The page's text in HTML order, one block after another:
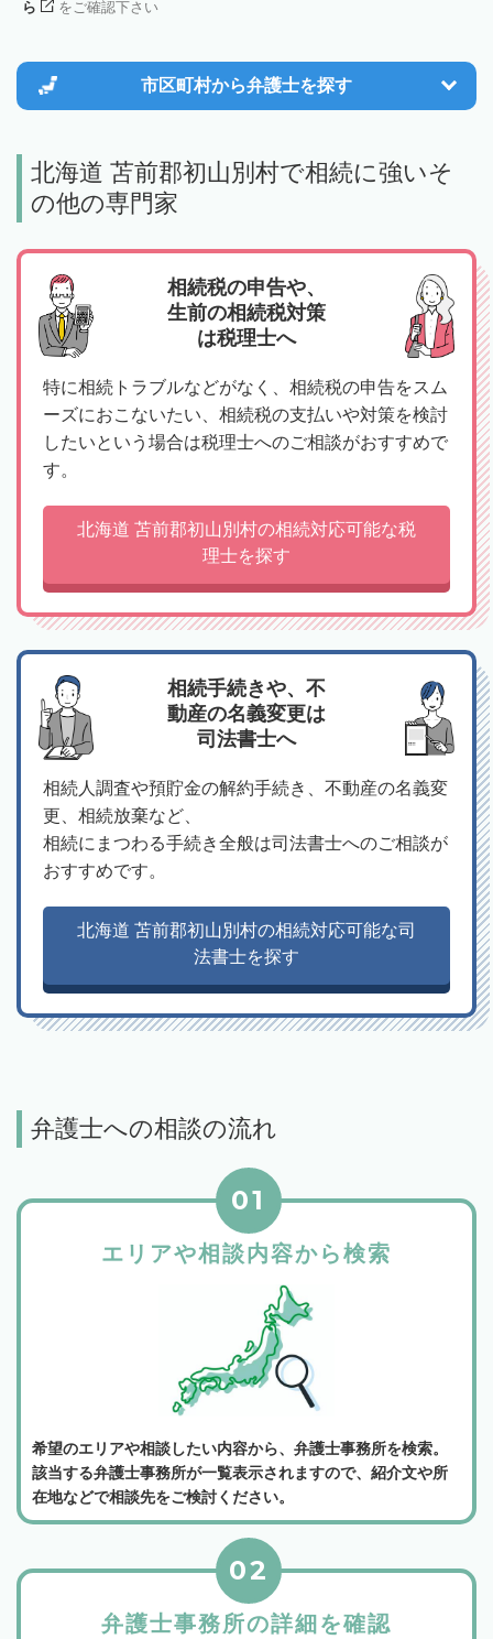
ら をご確認下さい
市区町村から弁護士を探す
北海道 苫前郡初山別村で相続に強いそ
の他の専門家
相続税の申告や、
生前の相続税対策
は税理士へ
特に相続トラブルなどがなく、相続税の申告をスム
ーズにおこないたい、相続税の支払いや対策を検討
したいという場合は税理士へのご相談がおすすめで
す。
北海道 苫前郡初山別村の相続対応可能な税
理士を探す
相続手続きや、不
動産の名義変更は
司法書士へ
相続人調査や預貯金の解約手続き、不動産の名義変
更、相続放棄など、
相続にまつわる手続き全般は司法書士へのご相談が
おすすめです。
北海道 苫前郡初山別村の相続対応可能な司
法書士を探す
弁護士への相談の流れ
エリアや相談内容から検索
01
希望のエリアや相談したい内容から、弁護士事務所を検索。
該当する弁護士事務所が一覧表示されますので、紹介文や所
在地などで相談先をご検討ください。
弁護士事務所の詳細を確認
02